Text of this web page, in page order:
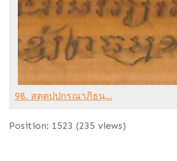
98. สตฺตปฺปกรณาภิธนฺ...
Position: 1523 (235 views)